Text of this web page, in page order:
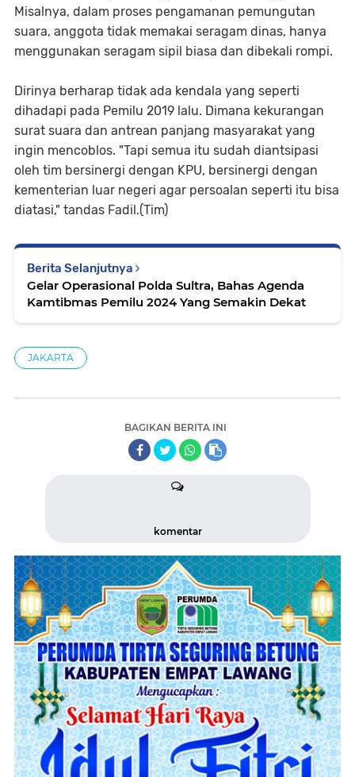
Misalnya, dalam proses pengamanan pemungutan
suara, anggota tidak memakai seragam dinas, hanya
menggunakan seragam sipil biasa dan dibekali rompi.
Dirinya berharap tidak ada kendala yang seperti
dihadapi pada Pemilu 2019 lalu. Dimana kekurangan
surat suara dan antrean panjang masyarakat yang
ingin mencoblos. "Tapi semua itu sudah diantsipasi
oleh tim bersinergi dengan KPU, bersinergi dengan
kementerian luar negeri agar persoalan seperti itu bisa
diatasi," tandas Fadil.(Tim)
Berita Selanjutnya
Gelar Operasional Polda Sultra, Bahas Agenda
Kamtibmas Pemilu 2024 Yang Semakin Dekat
JAKARTA
BAGIKAN BERITA INI
komentar